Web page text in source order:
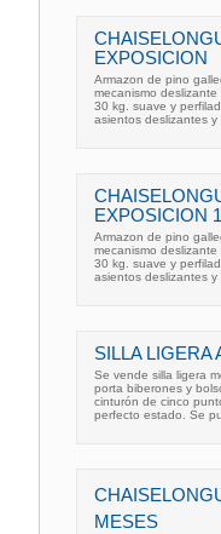
EXPOSICION
Armazon de pino
mecanismo
30 kg. suave y
asientos deslizantes y
EXPOSICION 1
Armazon de pino
mecanismo
30 kg. suave y
asientos deslizantes y
SILLA LIGERA
Se vende silla ligera
porta biberones y
cinturón de cinco
perfecto estado. Se
MESES